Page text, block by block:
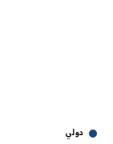
دولي